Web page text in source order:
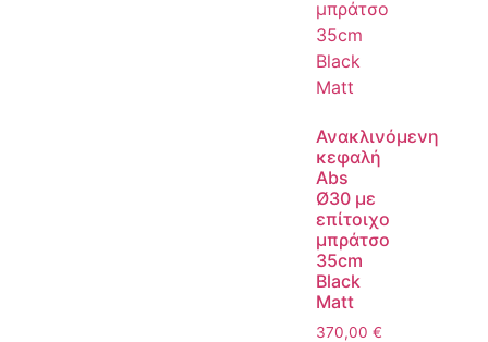
Ανακλινόμενη
κεφαλή
Abs
Ø30 με
επίτοιχο
μπράτσο
35cm
Black
Matt
370,00 €